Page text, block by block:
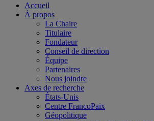
Accueil
À propos
La Chaire
Titulaire
Fondateur
Conseil de direction
Équipe
Partenaires
Nous joindre
Axes de recherche
États-Unis
Centre FrancoPaix
Géopolitique